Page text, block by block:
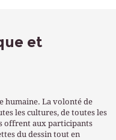
et
humaine. La volonté de
les cultures, de toutes les
offrent aux participants
du dessin tout en